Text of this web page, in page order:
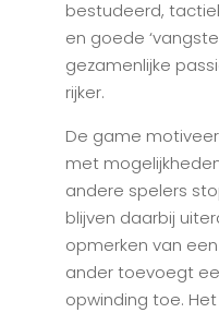
bestudeerd,
en goede
gezamenlijke
rijker.
De game
met
andere spelers
blijven daarbij
opmerken van
ander toevoegt
opwinding toe.